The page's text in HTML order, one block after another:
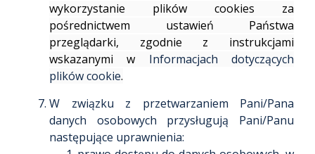
wykorzystanie plików cookies za
pośrednictwem ustawień Państwa
przeglądarki, zgodnie z instrukcjami
wskazanymi w Informacjach dotyczących
plików cookie.
W związku z przetwarzaniem Pani/Pana
danych osobowych przysługują Pani/Panu
następujące uprawnienia: